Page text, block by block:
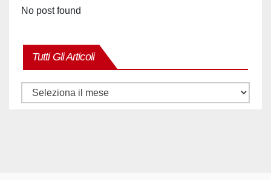
No post found
Tutti Gli Articoli
Tutti